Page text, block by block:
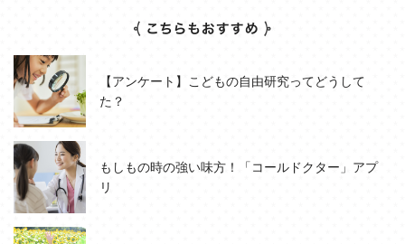
【アンケート】こどもの自由研究ってどうして
た？
もしもの時の強い味方！「コールドクター」アプ
リ